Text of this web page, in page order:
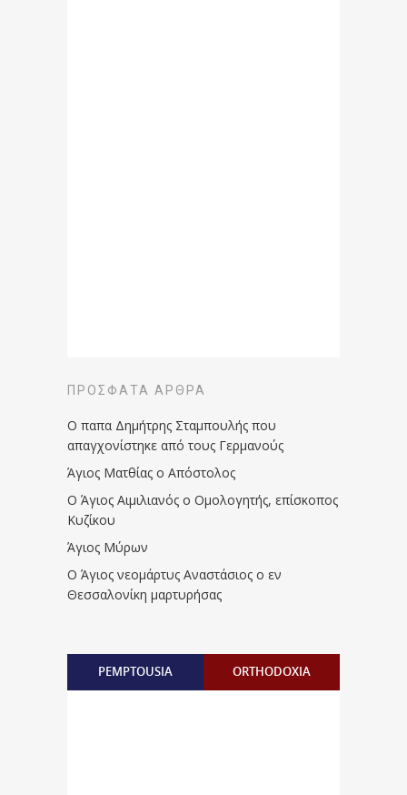
ΠΡΌΣΦΑΤΑ ΆΡΘΡΑ
Ο παπα Δημήτρης Σταμπουλής που
απαγχονίστηκε από τους Γερμανούς
Άγιος Ματθίας ο Απόστολος
Ο Άγιος Αιμιλιανός ο Ομολογητής, επίσκοπος
Κυζίκου
Άγιος Μύρων
Ο Άγιος νεομάρτυς Αναστάσιος ο εν
Θεσσαλονίκη μαρτυρήσας
PEMPTOUSIA ORTHODOXIA